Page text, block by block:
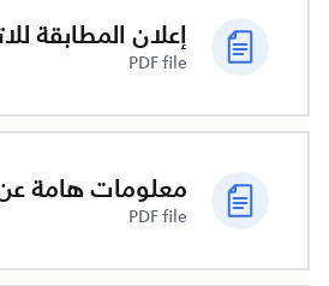
PDF file
معلومات هامة
PDF file